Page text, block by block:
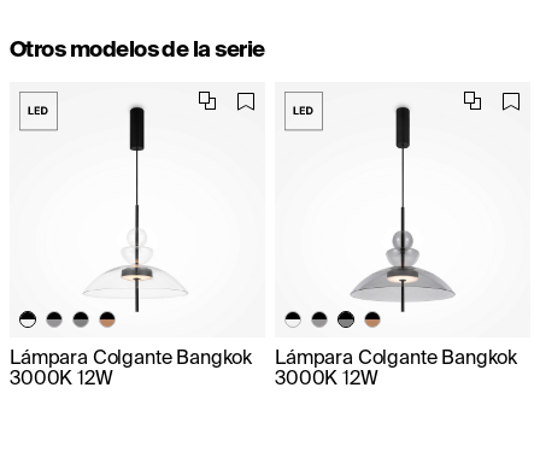
Otros modelos de la serie
Lámpara Colgante Bangkok
3000K 12W
Lámpara Colgante Bangkok
3000K 12W